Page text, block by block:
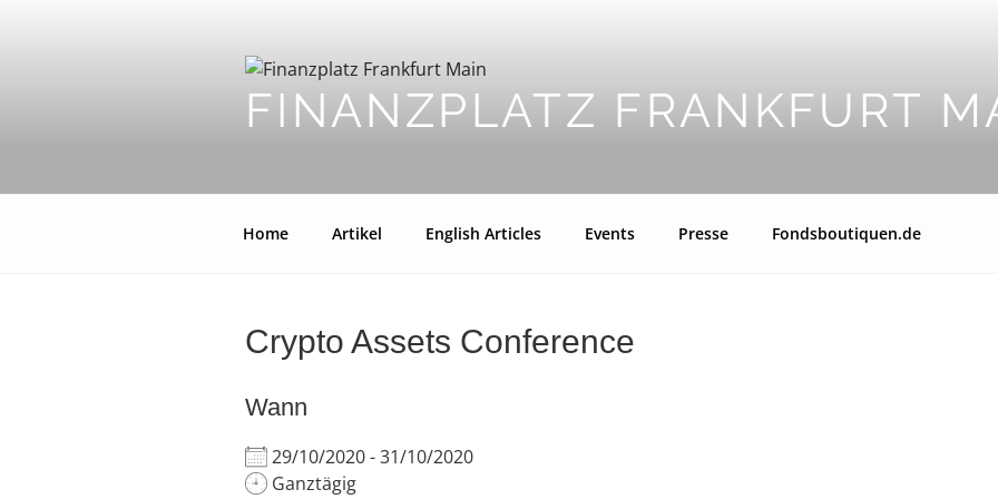
FINANZPLATZ FRANKFURT
Home Artikel English Articles Events Presse Fondsboutiquen.de
Crypto Assets Conference
Wann
29/10/2020 - 31/10/2020
Ganztägig